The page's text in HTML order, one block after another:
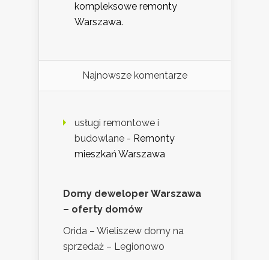
kompleksowe remonty
Warszawa.
Najnowsze komentarze
usługi remontowe i
budowlane - Remonty
mieszkań Warszawa
Domy deweloper Warszawa
– oferty domów
Orida – Wieliszew domy na
sprzedaż – Legionowo